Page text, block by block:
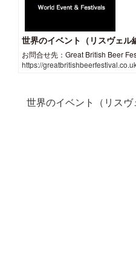
世界のイベント（リスヴェル
お問合せ先：Great British Beer
https://
世界のイベント（リス